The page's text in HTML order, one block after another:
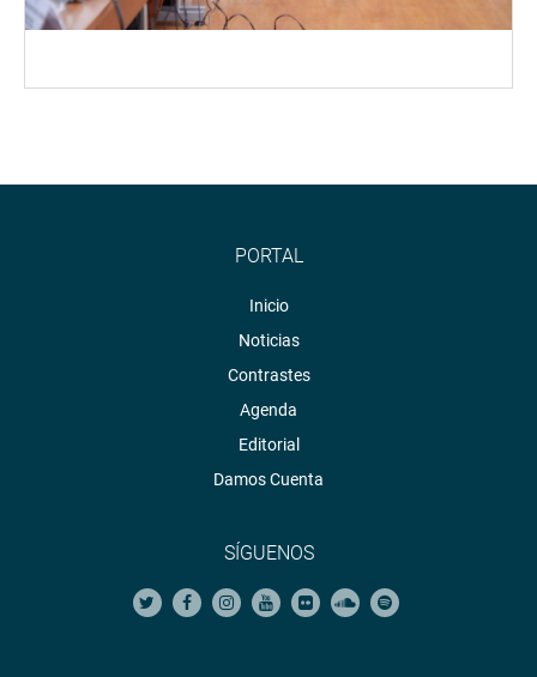
PORTAL
Inicio
Noticias
Contrastes
Agenda
Editorial
Damos Cuenta
SÍGUENOS